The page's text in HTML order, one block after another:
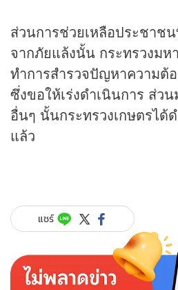
ส่วนการช่วยเหลือประชาช
จากภัยแล้งนั้น กระทรวงม
ทำการสำรวจปัญหาความต้
ซึ่งขอให้เร่งดำเนินการ ส่ว
อื่นๆ นั้นกระทรวงเกษตรได้
แล้ว
แชร์